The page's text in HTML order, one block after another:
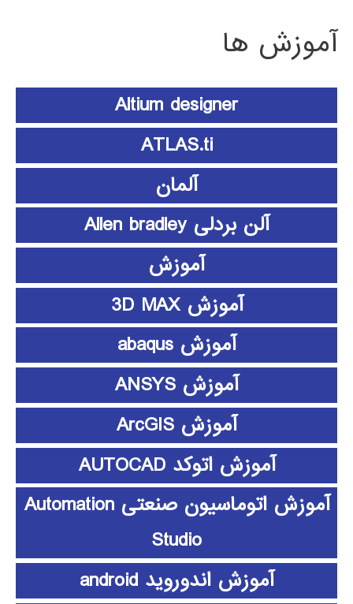
آموزش ها
Altium designer
ATLAS.ti
آلمان
آلن بردلی Allen bradley
آموزش
آموزش 3D MAX
آموزش abaqus
آموزش ANSYS
آموزش ArcGIS
آموزش اتوکد AUTOCAD
آموزش اتوماسیون صنعتی Automation
Studio
آموزش اندوروید android